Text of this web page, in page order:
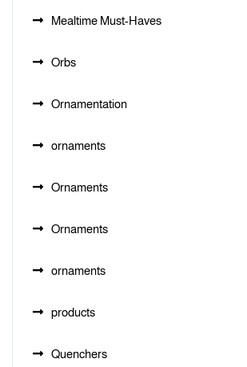
Mealtime Must-Haves
Orbs
Ornamentation
ornaments
Ornaments
Ornaments
ornaments
products
Quenchers